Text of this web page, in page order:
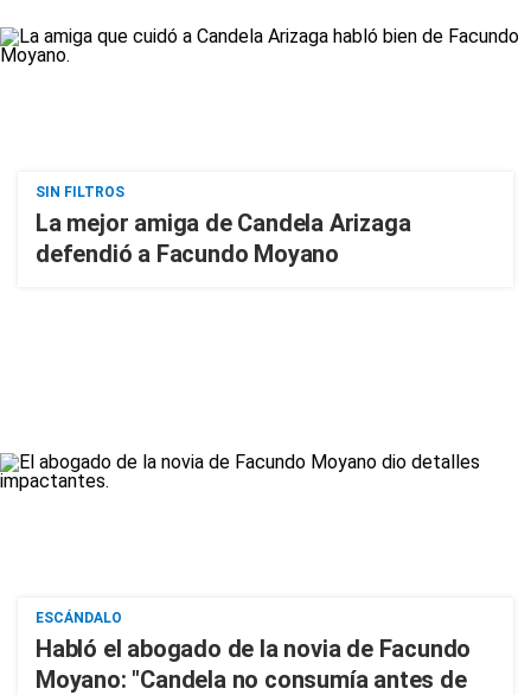
SIN FILTROS
La mejor amiga de Candela Arizaga
defendió a Facundo Moyano
ESCÁNDALO
Habló el abogado de la novia de Facundo
Moyano: "Candela no consumía antes de